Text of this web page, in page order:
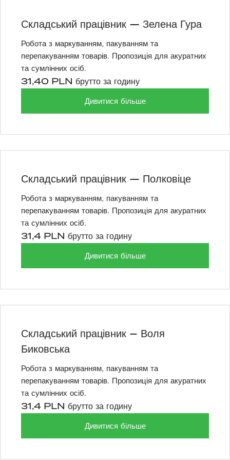
Складський працівник — Зелена Гура
Робота з маркуванням, пакуванням та
перепакуванням товарів. Пропозиція для акуратних
та сумлінних осіб.
31,40 PLN брутто за годину
Дивитися більше
Складський працівник — Полковіце
Робота з маркуванням, пакуванням та
перепакуванням товарів. Пропозиція для акуратних
та сумлінних осіб.
31,4 PLN брутто за годину
Дивитися більше
Складський працівник – Воля
Биковська
Робота з маркуванням, пакуванням та
перепакуванням товарів. Пропозиція для акуратних
та сумлінних осіб.
31,4 PLN брутто за годину
Дивитися більше